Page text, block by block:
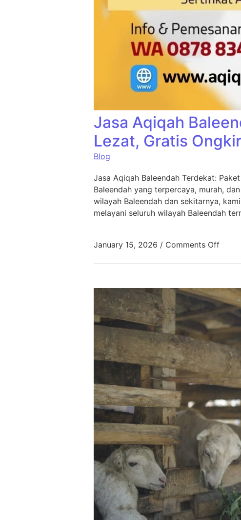
Jasa Aqiqah
Lezat, Gratis Ongkir
Blog
Jasa Aqiqah Baleendah Terdekat:
Baleendah yang terpercaya, murah,
wilayah Baleendah dan sekitarnya,
melayani seluruh wilayah Baleendah
January 15, 2026 / Comments Off